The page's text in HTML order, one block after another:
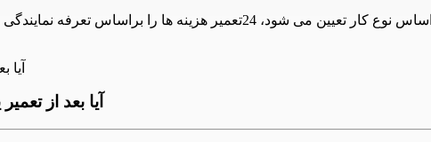
هزینه تعمیر یخچال ساید بای ساید کنوود بر اساس نوع کار تعیین
آیا بعد از تعمیر یخچال